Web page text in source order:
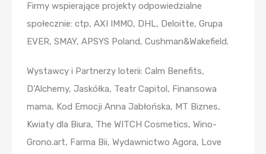
Firmy wspierające projekty odpowiedzialne
społecznie: ctp, AXI IMMO, DHL, Deloitte, Grupa
EVER, SMAY, APSYS Poland, Cushman&Wakefield.
Wystawcy i Partnerzy loterii: Calm Benefits,
D’Alchemy, Jaskółka, Teatr Capitol, Finansowa
mama, Kod Emocji Anna Jabłońska, MT Biznes,
Kwiaty dla Biura, The WITCH Cosmetics, Wino-
Grono.art, Farma Bii, Wydawnictwo Agora, Love